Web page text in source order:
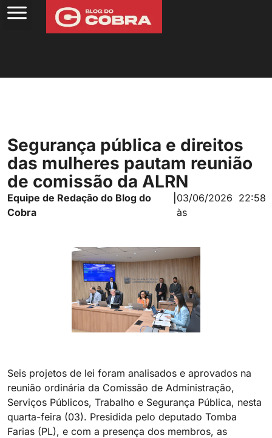
Segurança pública e direitos
das mulheres pautam reunião
de comissão da ALRN
Equipe de Redação do Blog do
Cobra
03/06/2026
às
22:58
Seis projetos de lei foram analisados e aprovados na
reunião ordinária da Comissão de Administração,
Serviços Públicos, Trabalho e Segurança Pública, nesta
quarta-feira (03). Presidida pelo deputado Tomba
Farias (PL), e com a presença dos membros, as